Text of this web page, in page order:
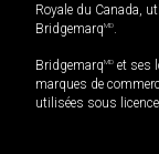
Royale du Canada,
BridgemarqMD.
BridgemarqMD et ses
marques de
utilisées sous